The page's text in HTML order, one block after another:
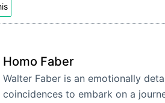
Homo Faber
Walter Faber is an emotionally
coincidences to embark on a